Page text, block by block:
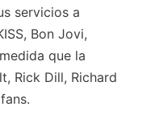
servicios a
Bon Jovi,
que la
Rick Dill, Richard